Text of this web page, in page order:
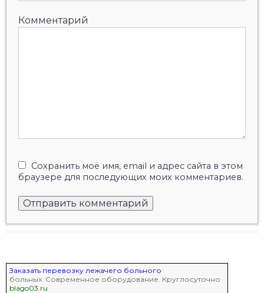
Комментарий
Сохранить моё имя, email и адрес сайта в этом
браузере для последующих моих комментариев.
Заказать перевозку лежачего больного
больных. Современное оборудование. Круглосуточно
blago03.ru